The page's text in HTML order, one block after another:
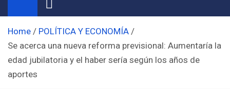
Home
POLÍTICA Y ECONOMÍA
Se acerca una nueva reforma previsional: Aumentaría la
edad jubilatoria y el haber sería según los años de
aportes